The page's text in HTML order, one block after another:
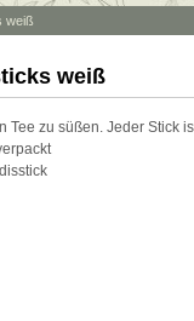
weiß
weiß
Tee zu süßen. Jeder Stick